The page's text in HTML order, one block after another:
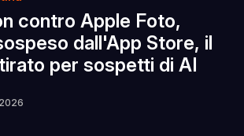
contro Apple Foto,
dall'App Store, il
per sospetti di AI